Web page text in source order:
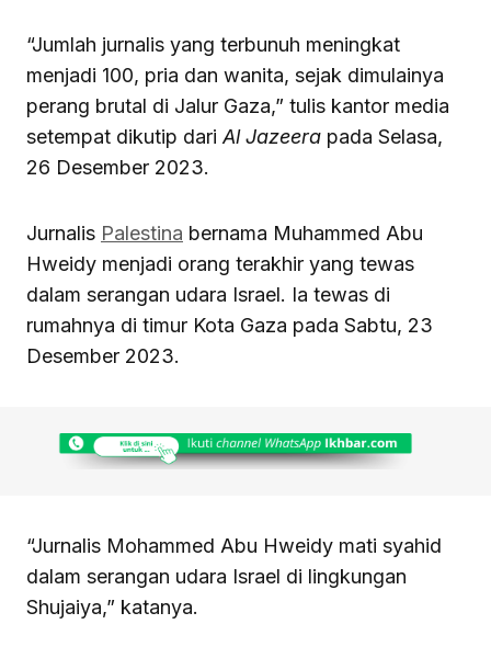
“Jumlah jurnalis yang terbunuh meningkat
menjadi 100, pria dan wanita, sejak dimulainya
perang brutal di Jalur Gaza,” tulis kantor media
setempat dikutip dari Al Jazeera pada Selasa,
26 Desember 2023.
Jurnalis Palestina bernama Muhammed Abu
Hweidy menjadi orang terakhir yang tewas
dalam serangan udara Israel. Ia tewas di
rumahnya di timur Kota Gaza pada Sabtu, 23
Desember 2023.
“Jurnalis Mohammed Abu Hweidy mati syahid
dalam serangan udara Israel di lingkungan
Shujaiya,” katanya.